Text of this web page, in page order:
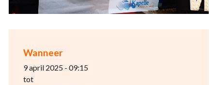
Wanneer
9 april 2025 - 09:15
tot